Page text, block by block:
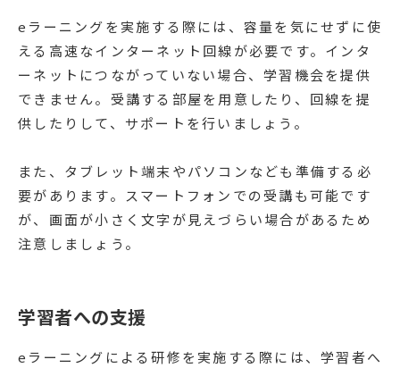
eラーニングを実施する際には、容量を気にせずに使
える高速なインターネット回線が必要です。インタ
ーネットにつながっていない場合、学習機会を提供
できません。受講する部屋を用意したり、回線を提
供したりして、サポートを行いましょう。
また、タブレット端末やパソコンなども準備する必
要があります。スマートフォンでの受講も可能です
が、画面が小さく文字が見えづらい場合があるため
注意しましょう。
学習者への支援
eラーニングによる研修を実施する際には、学習者へ